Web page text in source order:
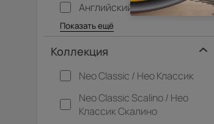
Английский
Багетные
Барокко
Кантри
Крашенные
Лофт
Модерн
Под старину
Прованс
Скандинавский
Современная классика
Хай-тек
Показать ещё
Коллекция
Neo Classic / Нео Классик
Neo Classic Scalino / Нео
Классик Скалино